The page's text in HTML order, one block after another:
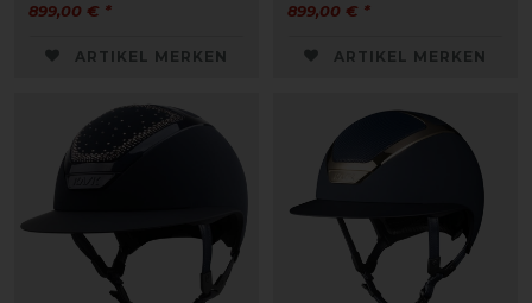
899,00 € *
ARTIKEL MERKEN
899,00 € *
ARTIKEL MERKEN